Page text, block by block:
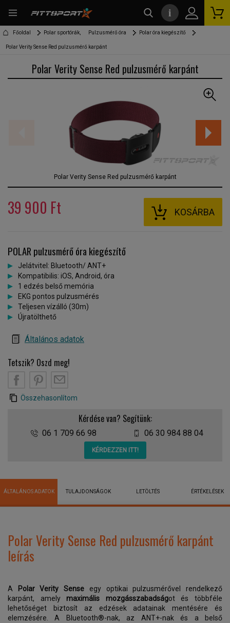
Főoldal Polar sportórák, Pulzusmérő óra Polar óra kiegészítő
Polar Verity Sense Red pulzusmérő karpánt
Polar Verity Sense Red pulzusmérő karpánt
Polar Verity Sense Red pulzusmérő karpánt
39 900 Ft KOSÁRBA
POLAR pulzusmérő óra kiegészítő
Jelátvitel: Bluetooth/ ANT+
Kompatibilis: iOS, Android, óra
1 edzés belső memória
EKG pontos pulzusmérés
Teljesen vízálló (30m)
Újratölthető
Általános adatok
Tetszik? Oszd meg!
Összehasonlítom
Kérdése van? Segítünk:
06 1 709 66 98 06 30 984 88 04
KÉRDEZZEN ITT!
ÁLTALÁNOS ADATOK TULAJDONSÁGOK LETÖLTÉS ÉRTÉKELÉSEK
Polar Verity Sense Red pulzusmérő karpánt
leírás
A Polar Verity Sense egy optikai pulzusmérővel rendelkező
karpánt, amelymaximális mozgásszabadságot és többféle
lehetőséget biztosít az edzések adatainak mentésére és
elemzésére. A Bluetooth®-nak, az ANT+-nak és a belső
i
kereső